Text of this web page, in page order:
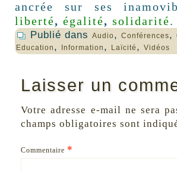
ancrée sur ses
liberté, égalité, solidarité.
Publié dans Audio , Conférences,
Education , Information , Laïcité , Vidéos
Laisser un
Votre adresse e-mail ne sera
champs obligatoires sont
Commentaire *